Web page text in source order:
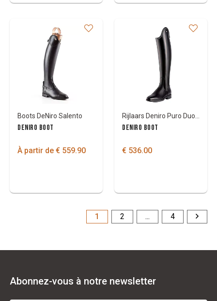
Boots DeNiro Salento
DENIRO BOOT
À partir de € 559.90
DENIRO BOOT
€ 536.00
1 2 ... 4
Abonnez-vous à notre newsletter